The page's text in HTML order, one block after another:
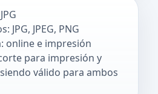
JPEG, PNG
online e impresión
para impresión y
válido para ambos